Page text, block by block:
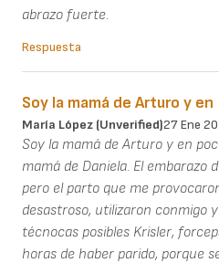
abrazo fuerte.
Respuesta
Soy la mamá de Arturo y en
María López (unverified)27 Ene
Soy la mamá de Arturo y en
mamá de Daniela. El embarazo
pero el parto que me
desastroso, utilizaron conmigo
técnocas posibles Krisler,
horas de haber parido, porque